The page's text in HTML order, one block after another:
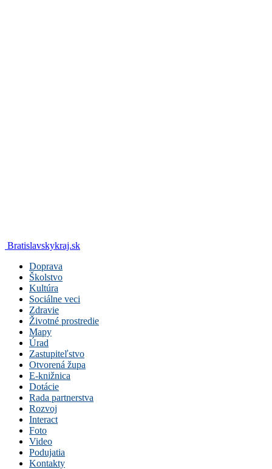
Bratislavskykraj.sk
Doprava
Školstvo
Kultúra
Sociálne veci
Zdravie
Životné prostredie
Mapy
Úrad
Zastupiteľstvo
Otvorená župa
E-knižnica
Dotácie
Rada partnerstva
Rozvoj
Interact
Foto
Video
Podujatia
Kontakty